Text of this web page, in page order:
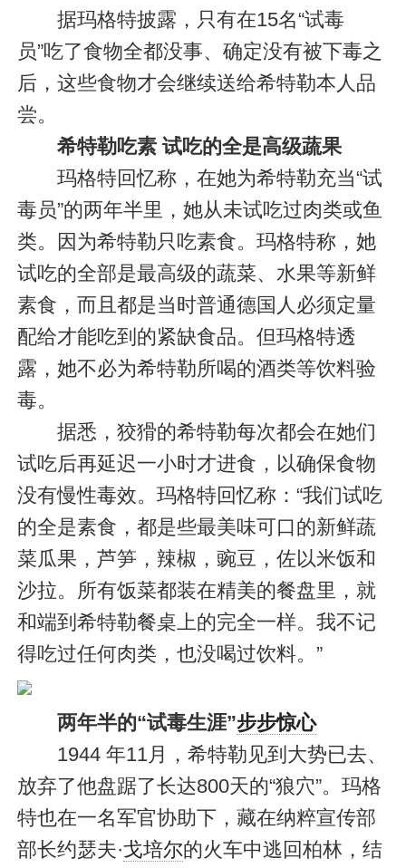
据玛格特披露，只有在15名“试毒
员”吃了食物全都没事、确定没有被下毒之
后，这些食物才会继续送给希特勒本人品
尝。
希特勒吃素 试吃的全是高级蔬果
玛格特回忆称，在她为希特勒充当“试
毒员”的两年半里，她从未试吃过肉类或鱼
类。因为希特勒只吃素食。玛格特称，她
试吃的全部是最高级的蔬菜、水果等新鲜
素食，而且都是当时普通德国人必须定量
配给才能吃到的紧缺食品。但玛格特透
露，她不必为希特勒所喝的酒类等饮料验
毒。
据悉，狡猾的希特勒每次都会在她们
试吃后再延迟一小时才进食，以确保食物
没有慢性毒效。玛格特回忆称：“我们试吃
的全是素食，都是些最美味可口的新鲜蔬
菜瓜果，芦笋，辣椒，豌豆，佐以米饭和
沙拉。所有饭菜都装在精美的餐盘里，就
和端到希特勒餐桌上的完全一样。我不记
得吃过任何肉类，也没喝过饮料。”
两年半的“试毒生涯”步步惊心
1944 年11月，希特勒见到大势已去、
放弃了他盘踞了长达800天的“狼穴”。玛格
特也在一名军官协助下，藏在纳粹宣传部
部长约瑟夫·戈培尔的火车中逃回柏林，结